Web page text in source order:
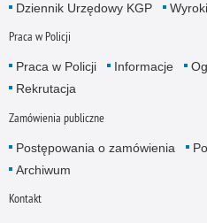
Dziennik Urzędowy KGP
Praca w Policji
Praca w Policji Informacje
Rekrutacja
Zamówienia publiczne
Postępowania o zamówienia
Archiwum
Kontakt